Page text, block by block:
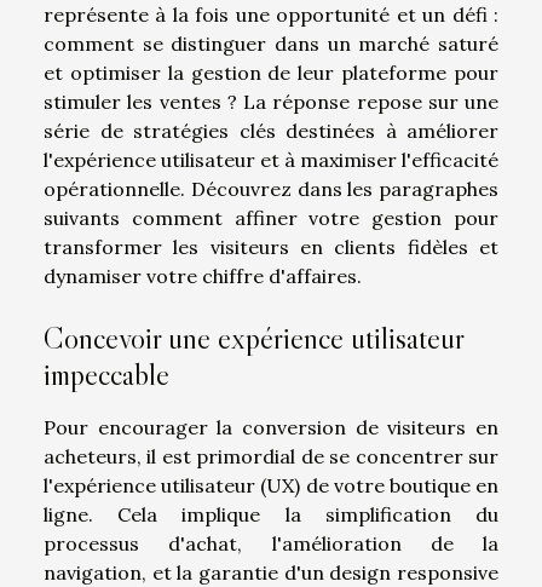
représente à la fois une opportunité et un défi :
comment se distinguer dans un marché saturé
et optimiser la gestion de leur plateforme pour
stimuler les ventes ? La réponse repose sur une
série de stratégies clés destinées à améliorer
l'expérience utilisateur et à maximiser l'efficacité
opérationnelle. Découvrez dans les paragraphes
suivants comment affiner votre gestion pour
transformer les visiteurs en clients fidèles et
dynamiser votre chiffre d'affaires.
Concevoir une expérience utilisateur
impeccable
Pour encourager la conversion de visiteurs en
acheteurs, il est primordial de se concentrer sur
l'expérience utilisateur (UX) de votre boutique en
ligne. Cela implique la simplification du
processus d'achat, l'amélioration de la
navigation, et la garantie d'un design responsive